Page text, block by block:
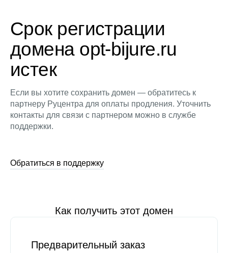
Срок регистрации
домена opt-bijure.ru
истек
Если вы хотите сохранить домен — обратитесь к
партнеру Руцентра для оплаты продления. Уточнить
контакты для связи с партнером можно в службе
поддержки.
Обратиться в поддержку
Как получить этот домен
Предварительный заказ